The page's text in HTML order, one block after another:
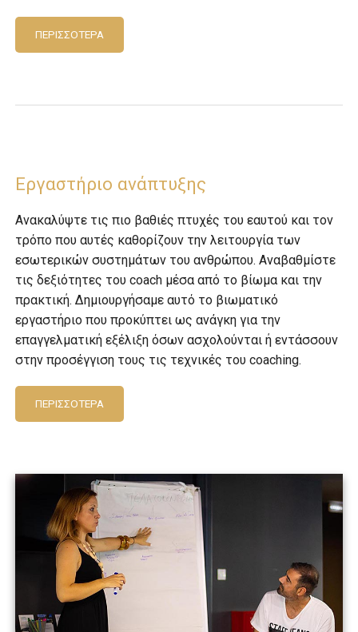
ΠΕΡΙΣΣΌΤΕΡΑ
Εργαστήριο ανάπτυξης
Ανακαλύψτε τις πιο βαθιές πτυχές του εαυτού και τον
τρόπο που αυτές καθορίζουν την λειτουργία των
εσωτερικών συστημάτων του ανθρώπου. Αναβαθμίστε
τις δεξιότητες του coach μέσα από το βίωμα και την
πρακτική. Δημιουργήσαμε αυτό το βιωματικό
εργαστήριο που προκύπτει ως ανάγκη για την
επαγγελματική εξέλιξη όσων ασχολούνται ή εντάσσουν
στην προσέγγιση τους τις τεχνικές του coaching.
ΠΕΡΙΣΣΌΤΕΡΑ